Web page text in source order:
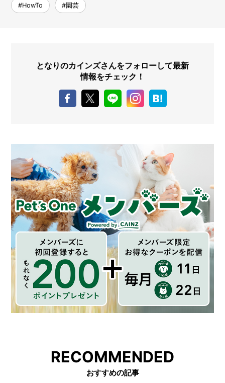
#HowTo #園芸
となりのカインズさんをフォローして最新
情報をチェック！
RECOMMENDED
おすすめの記事